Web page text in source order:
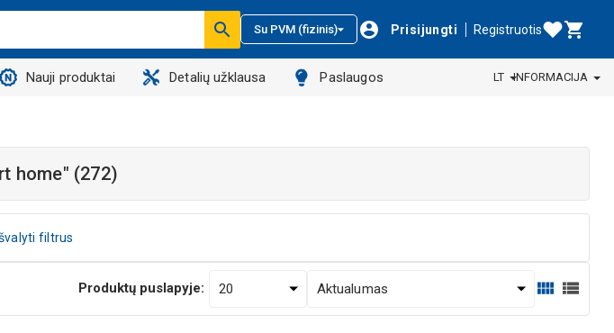
Su PVM (fizinis) Prisijungti Registruotis
Nauji produktai Detalių užklausa Paslaugos LT INFORMACIJA
home" (272)
filtrus
Produktų puslapyje: